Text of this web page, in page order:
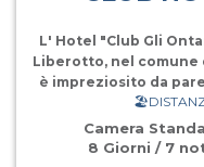
L' Hotel "Club Gli
Liberotto, nel comune
è impreziosito da
centrale del
oltre 14'000
Camera
8 Giorni / 7